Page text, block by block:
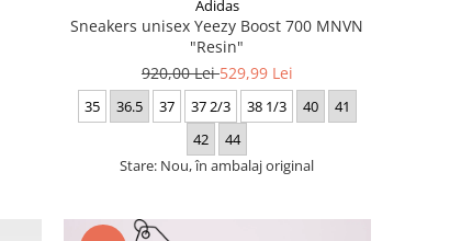
Adidas
Sneakers unisex Yeezy Boost 700 MNVN
"Resin"
920,00 Lei529,99 Lei
35 36.5 37 37 2/3 38 1/3 40
41
42
44
Stare: Nou, în ambalaj original